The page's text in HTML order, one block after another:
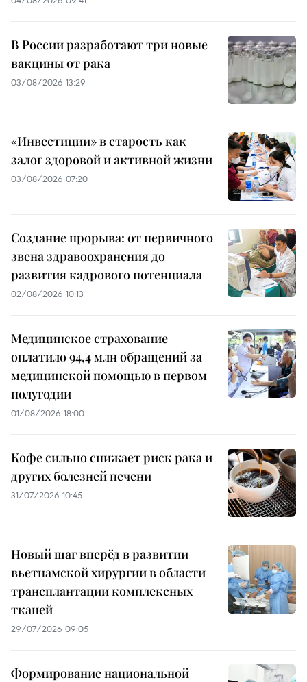
В России разработают три новые
вакцины от рака
03/08/2026 13:29
«Инвестиции» в старость как
залог здоровой и активной жизни
03/08/2026 07:20
Создание прорыва: от первичного
звена здравоохранения до
развития кадрового потенциала
02/08/2026 10:13
Медицинское страхование
оплатило 94,4 млн обращений за
медицинской помощью в первом
полугодии
01/08/2026 18:00
Кофе сильно снижает риск рака и
других болезней печени
31/07/2026 10:45
Новый шаг вперёд в развитии
вьетнамской хирургии в области
трансплантации комплексных
тканей
29/07/2026 09:05
Формирование национальной